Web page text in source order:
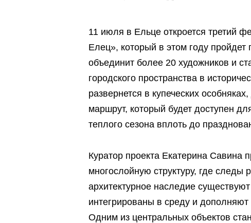
11 июля в Ельце откроется третий
Елец», который в этом году
объединит более 20 художников и
городского пространства в
развернется в купеческих
маршрут, который будет доступен
теплого сезона вплоть до
Куратор проекта Екатерина Савина
многослойную структуру, где следы
архитектурное наследие
интегрированы в среду и
Одним из центральных объектов